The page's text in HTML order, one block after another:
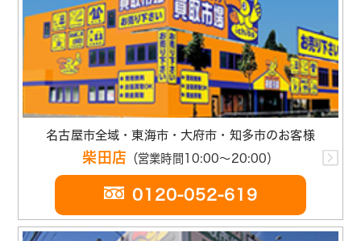
名古屋市全域・東海市・大府市・知多市のお客様
柴田店 （営業時間10:00～20:00）
0120-052-619